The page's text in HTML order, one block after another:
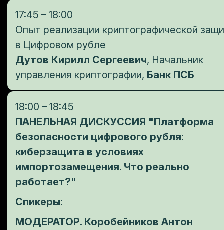
17:45 – 18:00
Опыт реализации криптографической
в Цифровом рубле
Дутов Кирилл Сергеевич, Начальник
управления криптографии, Банк ПСБ
18:00 – 18:45
ПАНЕЛЬНАЯ ДИСКУССИЯ "Платформа
безопасности цифрового рубля:
киберзащита в условиях
импортозамещения. Что реально
работает?"
Спикеры:
МОДЕРАТОР. Коробейников Антон